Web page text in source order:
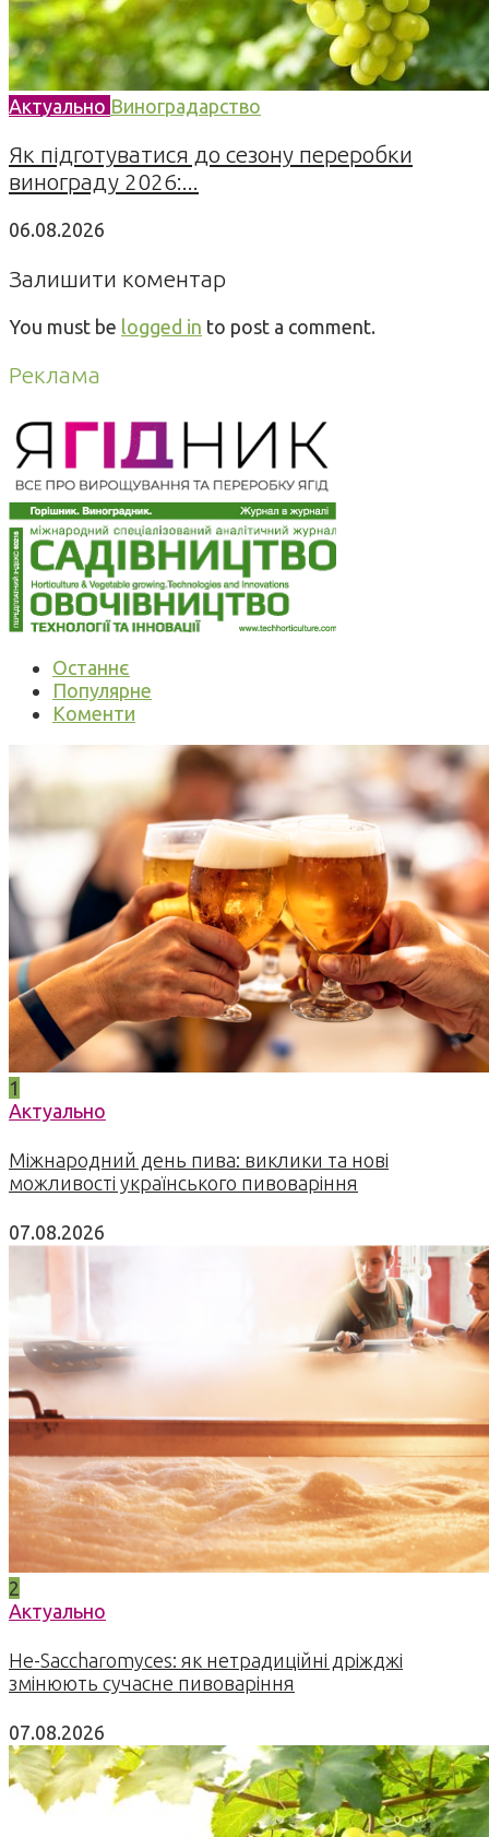
Актуально Виноградарство
Як підготуватися до сезону переробки
винограду 2026:...
06.08.2026
Залишити коментар
You must be logged in to post a comment.
Реклама
Останнє
Популярне
Коменти
1
Актуально
Міжнародний день пива: виклики та нові
можливості українського пивоваріння
07.08.2026
2
Актуально
Не-Saccharomyces: як нетрадиційні дріжджі
змінюють сучасне пивоваріння
07.08.2026